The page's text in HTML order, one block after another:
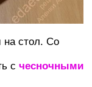
на стол. Со
с чесночными